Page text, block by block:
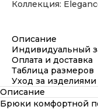
Коллекция:
Описание
Индивидуальный
Оплата и доставка
Таблица размеров
Уход за изделиями
Описание
Брюки комфортной